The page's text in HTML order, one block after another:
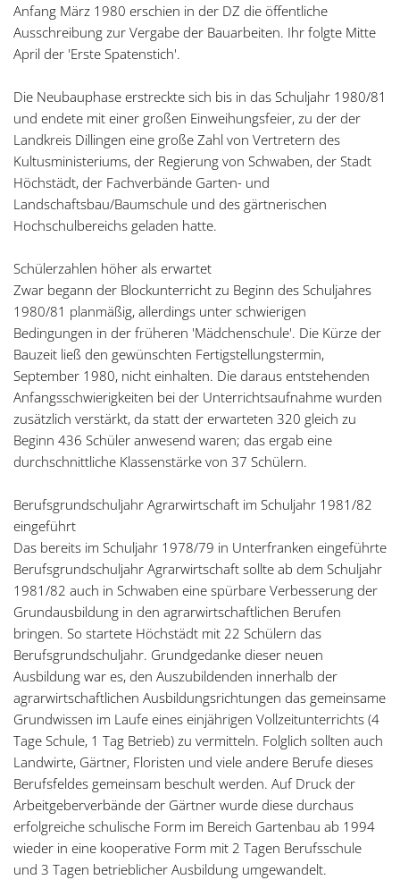
Anfang März 1980 erschien in der DZ die öffentliche
Ausschreibung zur Vergabe der Bauarbeiten. Ihr folgte Mitte
April der 'Erste Spatenstich'.
Die Neubauphase erstreckte sich bis in das Schuljahr 1980/81
und endete mit einer großen Einweihungsfeier, zu der der
Landkreis Dillingen eine große Zahl von Vertretern des
Kultusministeriums, der Regierung von Schwaben, der Stadt
Höchstädt, der Fachverbände Garten- und
Landschaftsbau/Baumschule und des gärtnerischen
Hochschulbereichs geladen hatte.
Schülerzahlen höher als erwartet
Zwar begann der Blockunterricht zu Beginn des Schuljahres
1980/81 planmäßig, allerdings unter schwierigen
Bedingungen in der früheren 'Mädchenschule'. Die Kürze der
Bauzeit ließ den gewünschten Fertigstellungstermin,
September 1980, nicht einhalten. Die daraus entstehenden
Anfangsschwierigkeiten bei der Unterrichtsaufnahme wurden
zusätzlich verstärkt, da statt der erwarteten 320 gleich zu
Beginn 436 Schüler anwesend waren; das ergab eine
durchschnittliche Klassenstärke von 37 Schülern.
Berufsgrundschuljahr Agrarwirtschaft im Schuljahr 1981/82
eingeführt
Das bereits im Schuljahr 1978/79 in Unterfranken eingeführte
Berufsgrundschuljahr Agrarwirtschaft sollte ab dem Schuljahr
1981/82 auch in Schwaben eine spürbare Verbesserung der
Grundausbildung in den agrarwirtschaftlichen Berufen
bringen. So startete Höchstädt mit 22 Schülern das
Berufsgrundschuljahr. Grundgedanke dieser neuen
Ausbildung war es, den Auszubildenden innerhalb der
agrarwirtschaftlichen Ausbildungsrichtungen das gemeinsame
Grundwissen im Laufe eines einjährigen Vollzeitunterrichts (4
Tage Schule, 1 Tag Betrieb) zu vermitteln. Folglich sollten auch
Landwirte, Gärtner, Floristen und viele andere Berufe dieses
Berufsfeldes gemeinsam beschult werden. Auf Druck der
Arbeitgeberverbände der Gärtner wurde diese durchaus
erfolgreiche schulische Form im Bereich Gartenbau ab 1994
wieder in eine kooperative Form mit 2 Tagen Berufsschule
und 3 Tagen betrieblicher Ausbildung umgewandelt.